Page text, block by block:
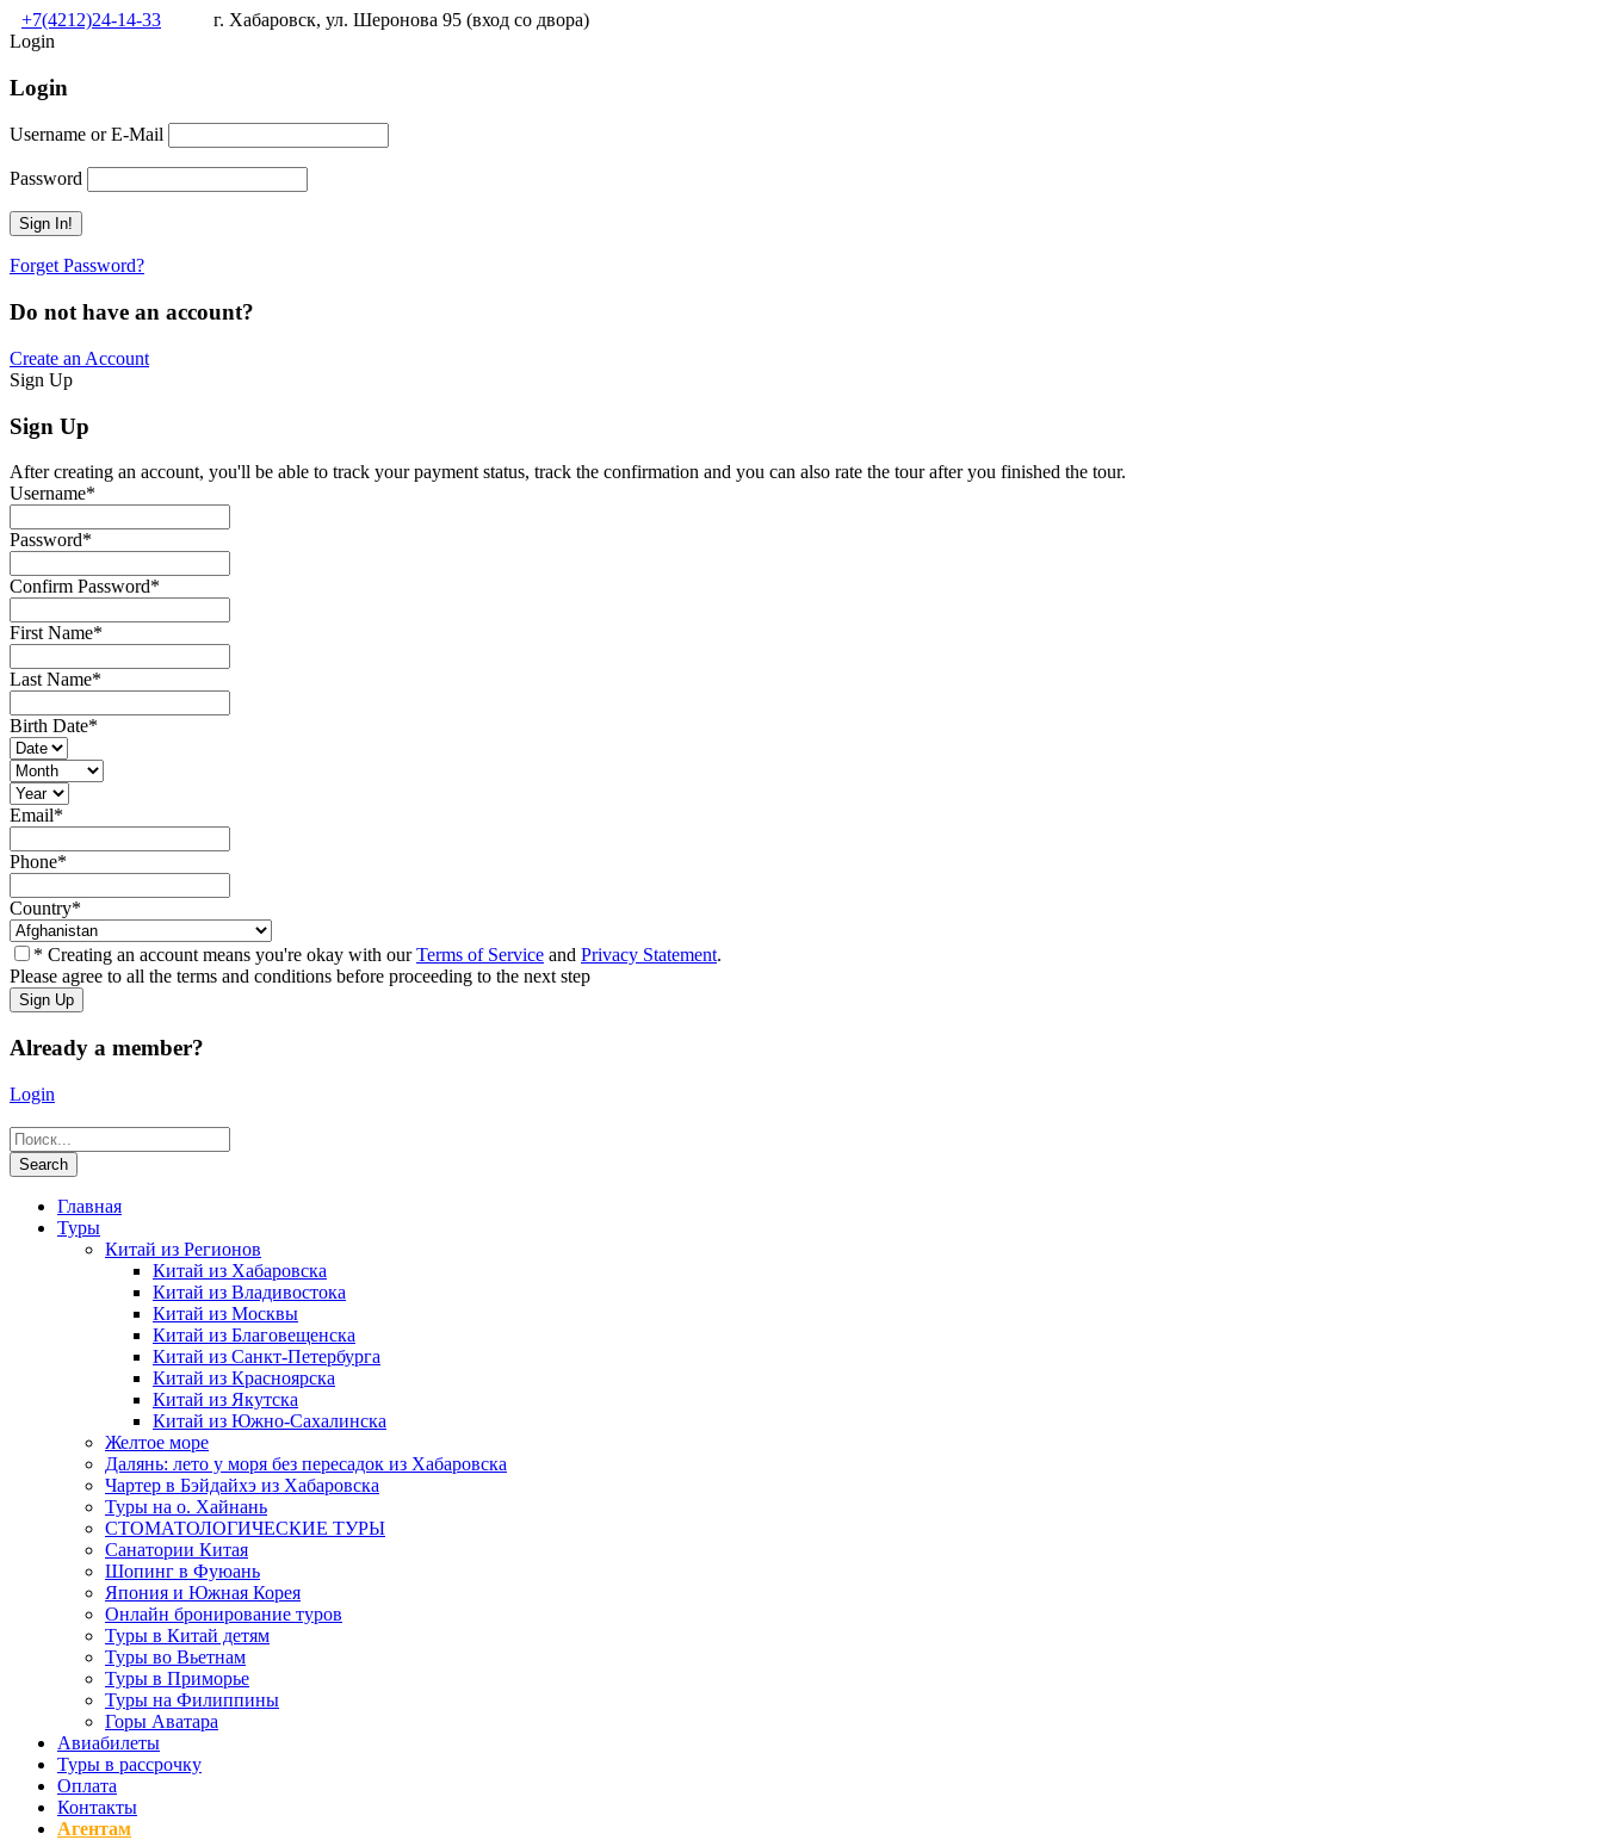
+7(4212)24-14-33
г. Хабаровск, ул. Шеронова 95 (вход со двора)
Login
Login
Username or E-Mail
Password
Forget Password?
Do not have an account?
Create an Account
Sign Up
Sign Up
After creating an account, you'll be able to track your payment status, track the confirmation and you can also rate the tour after you finished the tour.
Username*
Password*
Confirm Password*
First Name*
Last Name*
Birth Date*
Email*
Phone*
Country*
* Creating an account means you're okay with ourTerms of Service and Privacy Statement.
Please agree to all the terms and conditions before proceeding to the next step
Already a member?
Login
Главная
Туры
Китай из Регионов
Китай из Хабаровска
Китай из Владивостока
Китай из Москвы
Китай из Благовещенска
Китай из Санкт-Петербурга
Китай из Красноярска
Китай из Якутска
Китай из Южно-Сахалинска
Желтое море
Далянь: лето у моря без пересадок из Хабаровска
Чартер в Бэйдайхэ из Хабаровска
Туры на о. Хайнань
СТОМАТОЛОГИЧЕСКИЕ ТУРЫ
Санатории Китая
Шопинг в Фуюань
Япония и Южная Корея
Онлайн бронирование туров
Туры в Китай детям
Туры во Вьетнам
Туры в Приморье
Туры на Филиппины
Горы Аватара
Авиабилеты
Туры в рассрочку
Оплата
Контакты
Агентам